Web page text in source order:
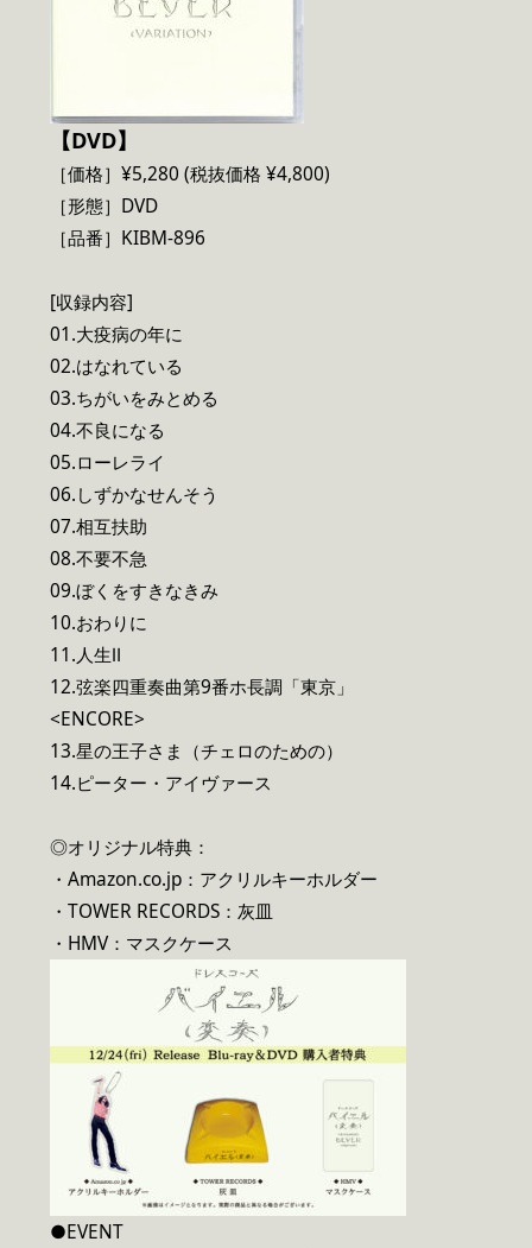
【DVD】
［価格］¥5,280 (税抜価格 ¥4,800)
［形態］DVD
［品番］KIBM-896
[収録内容]
01.大疫病の年に
02.はなれている
03.ちがいをみとめる
04.不良になる
05.ローレライ
06.しずかなせんそう
07.相互扶助
08.不要不急
09.ぼくをすきなきみ
10.おわりに
11.人生Ⅱ
12.弦楽四重奏曲第9番ホ長調「東京」
<ENCORE>
13.星の王子さま（チェロのための）
14.ピーター・アイヴァース
◎オリジナル特典：
・Amazon.co.jp：アクリルキーホルダー
・TOWER RECORDS：灰皿
・HMV：マスクケース
●EVENT